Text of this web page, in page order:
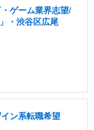
ゲーム業界志望/
・渋谷区広尾
ン系転職希望